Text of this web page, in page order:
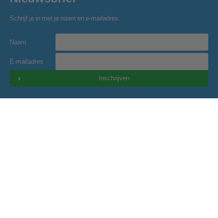
Schrijf je in met je naam en e-mailadres.
Naam
E-mailadres
Inschrijven